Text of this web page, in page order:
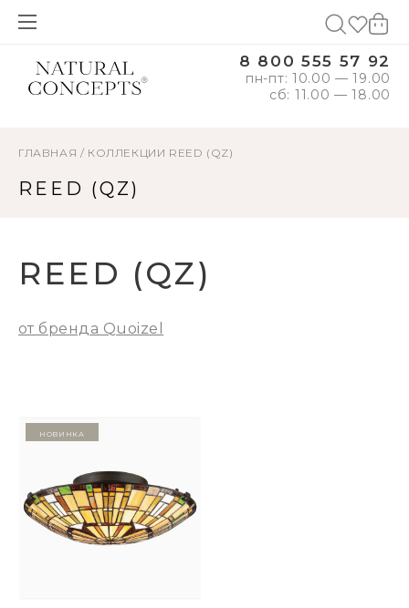
8 800 555 57 92
пн-пт: 10.00 — 19.00
сб: 11.00 — 18.00
ГЛАВНАЯ / КОЛЛЕКЦИИ REED (QZ)
REED (QZ)
REED (QZ)
от бренда Quoizel
Новинка